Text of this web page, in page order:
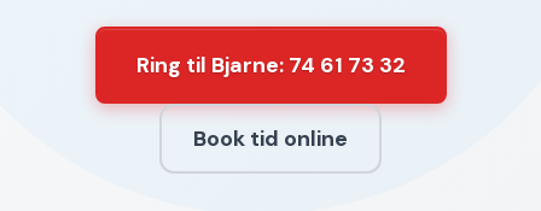
Ring til Bjarne: 74 61 73 32
Book tid online